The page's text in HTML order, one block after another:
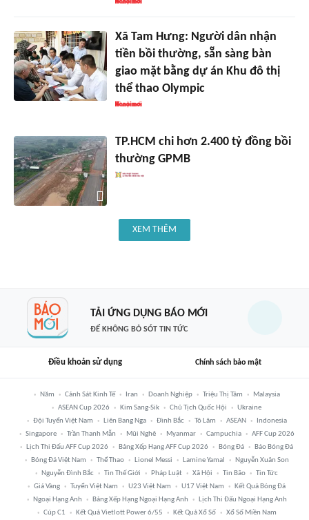
Xã Tam Hưng: Người dân nhận
tiền bồi thường, sẵn sàng bàn
giao mặt bằng dự án Khu đô thị
thể thao Olympic
TP.HCM chi hơn 2.400 tỷ đồng bồi
thường GPMB
XEM THÊM
TẢI ỨNG DỤNG BÁO MỚI
ĐỂ KHÔNG BỎ SÓT TIN TỨC
Điều khoản sử dụng Chính sách bảo mật
Năm Cảnh Sát Kinh Tế Iran Doanh Nghiệp Triệu Thị Tâm
Malaysia
ASEAN Cup 2026
Kim Sang-Sik Chủ Tịch Quốc Hội
Ukraine
Đội Tuyển Việt Nam
Liên Bang Nga Đình Bắc Tô Lâm ASEAN
Indonesia
Singapore
Trần Thanh Mẫn Mũi Nghê Myanmar Campuchia
AFF Cup 2026
Lịch Thi Đấu AFF Cup 2026
Bảng Xếp Hạng AFF Cup 2026 Bóng Đá
Báo Bóng Đá
Bóng Đá Việt Nam
Thể Thao Lionel Messi Lamine Yamal
Nguyễn Xuân Son
Nguyễn Đình Bắc
Tin Thế Giới Pháp Luật Xã Hội Tin Bão
Tin Tức
Giá Vàng
Tuyển Việt Nam U23 Việt Nam U17 Việt Nam
Kết Quả Bóng Đá
Ngoại Hạng Anh
Bảng Xếp Hạng Ngoại Hạng Anh
Lịch Thi Đấu Ngoại Hạng Anh
Cúp C1
Kết Quả Vietlott Power 6/55 Kết Quả Xổ Số Xổ Số Miền Nam